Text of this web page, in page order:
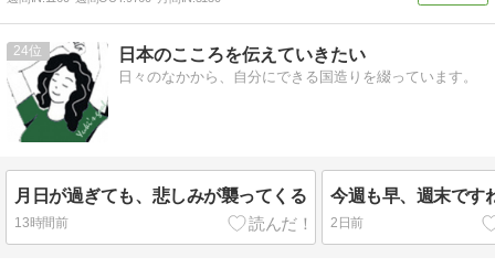
24 日本のこころを伝えていきたい
日々のなかから、自分にできる国造りを綴っています。
月日が過ぎても、悲しみが襲ってくる
13時間前
今週も早、週末です
2日前